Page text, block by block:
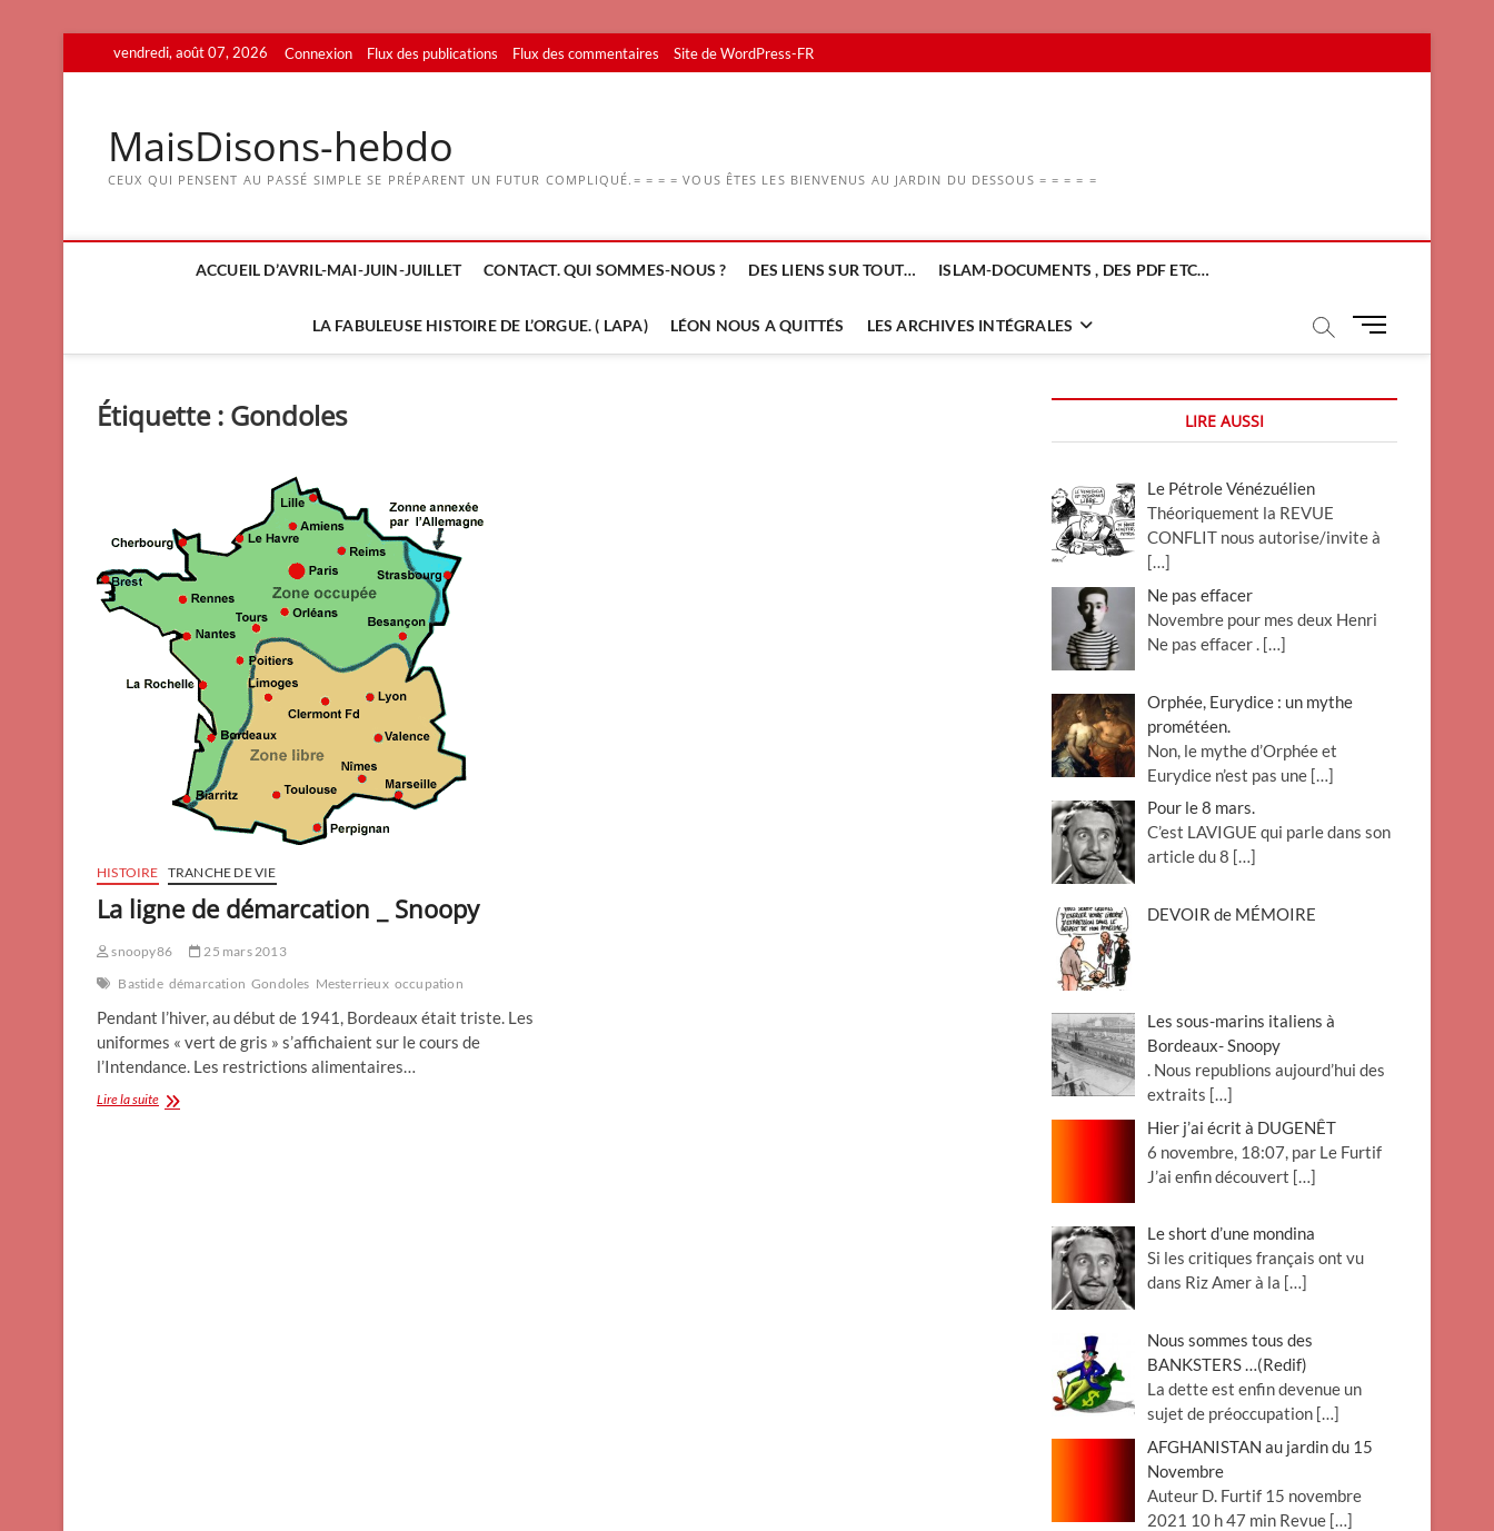
to
vendredi, août 07, 2026 Connexion Flux des publications Flux des commentaires Site de WordPress-FR
MaisDisons-hebdo
CEUX QUI PENSENT AU PASSÉ SIMPLE SE PRÉPARENT UN FUTUR COMPLIQUÉ.= = = = VOUS ÊTES LES BIENVENUS AU JARDIN DU DESSOUS = = = = =
ACCUEIL D’AVRIL-MAI-JUIN-JUILLET CONTACT. QUI SOMMES-NOUS ? DES LIENS SUR TOUT… ISLAM-DOCUMENTS , DES PDF ETC…
LA FABULEUSE HISTOIRE DE L’ORGUE. ( LAPA) LÉON NOUS A QUITTÉS LES ARCHIVES INTÉGRALES
M
u
u
n
Étiquette : Gondoles
HISTOIRE TRANCHE DE VIE
La ligne de démarcation _ Snoopy
snoopy86
25 mars 2013
Bastide démarcation Gondoles Mesterrieux occupation
Pendant l’hiver, au début de 1941, Bordeaux était triste. Les
uniformes « vert de gris » s’affichaient sur le cours de
l’Intendance. Les restrictions alimentaires…
Lire la suiteLa
LIRE AUSSI
Le Pétrole Vénézuélien
Théoriquement la REVUE
CONFLIT nous autorise/invite à
[…]
Ne pas effacer
Novembre pour mes deux Henri
Ne pas effacer . […]
Orphée, Eurydice : un mythe
prométéen.
Non, le mythe d’Orphée et
Eurydice n’est pas une […]
Pour le 8 mars.
C’est LAVIGUE qui parle dans son
article du 8 […]
DEVOIR de MÉMOIRE
Les sous-marins italiens à
Bordeaux- Snoopy
. Nous republions aujourd’hui des
extraits […]
Hier j’ai écrit à DUGENÊT
6 novembre, 18:07, par Le Furtif
J’ai enfin découvert […]
Le short d’une mondina
Si les critiques français ont vu
dans Riz Amer à la […]
Nous sommes tous des
BANKSTERS …(Redif)
La dette est enfin devenue un
sujet de préoccupation […]
AFGHANISTAN au jardin du 15
Novembre
Auteur D. Furtif 15 novembre
2021 10 h 47 min Revue […]